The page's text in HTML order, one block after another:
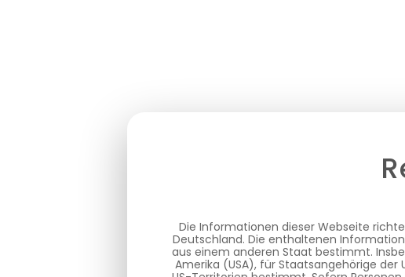
Die Informationen dieser Webseite
Deutschland. Die enthaltenen
aus einem anderen Staat bestimmt.
Amerika (USA), für Staatsangehörige der